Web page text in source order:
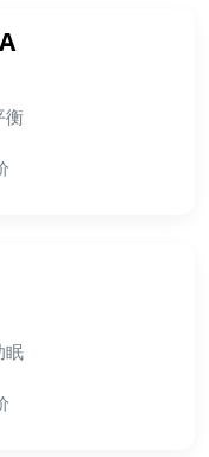
衡
眠